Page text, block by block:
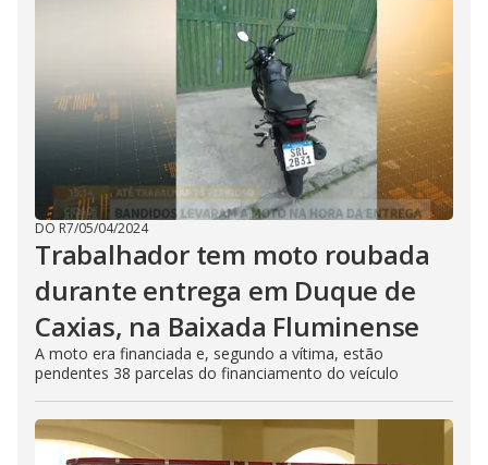
DO R7/05/04/2024
Trabalhador tem moto roubada
durante entrega em Duque de
Caxias, na Baixada Fluminense
A moto era financiada e, segundo a vítima, estão
pendentes 38 parcelas do financiamento do veículo